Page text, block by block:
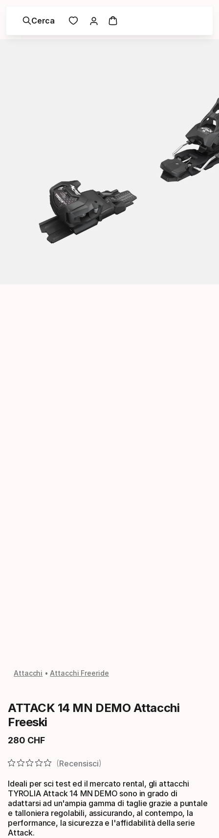
Cerca
Attacchi Attacchi Freeride
ATTACK 14 MN DEMO Attacchi
Freeski
280 CHF
Prezzo finale
Recensisci
Ideali per sci test ed il mercato rental, gli attacchi
TYROLIA Attack 14 MN DEMO sono in grado di
adattarsi ad un'ampia gamma di taglie grazie a puntale
e talloniera regolabili, assicurando, al contempo, la
performance, la sicurezza e l'affidabilità della serie
Attack.